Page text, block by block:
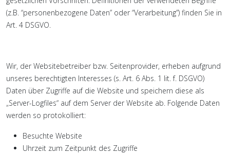
(z.B. “personenbezogene Daten” oder “Verarbeitung”) finden Sie in
Art. 4 DSGVO.
Wir, der Websitebetreiber bzw. Seitenprovider, erheben aufgrund
unseres berechtigten Interesses (s. Art. 6 Abs. 1 lit. f. DSGVO)
Daten über Zugriffe auf die Website und speichern diese als
„Server-Logfiles“ auf dem Server der Website ab. Folgende Daten
werden so protokolliert:
Besuchte Website
Uhrzeit zum Zeitpunkt des Zugriffe